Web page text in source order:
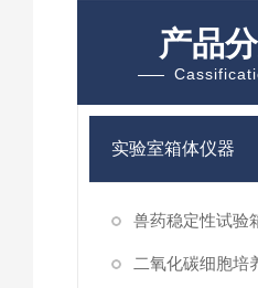
产品
实验室箱体仪器
兽药稳定性试验
二氧化碳细胞培